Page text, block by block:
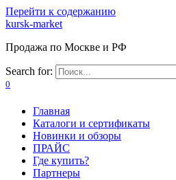
Перейти к содержанию
kursk-market
Продажа по Москве и РФ
Search for:
0
Главная
Каталоги и сертификаты
Новинки и обзоры
ПРАЙС
Где купить?
Партнеры